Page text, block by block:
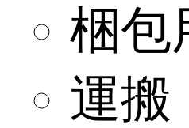
梱包
運搬